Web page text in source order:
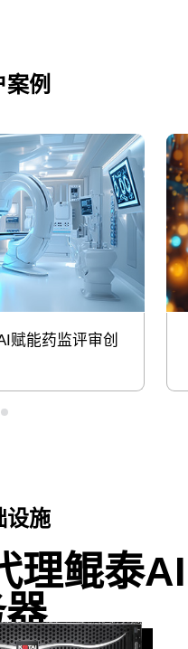
案例
赋能药监评审创
设施
理鲲泰AI